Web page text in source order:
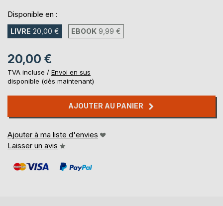
Disponible en :
LIVRE 20,00 € EBOOK 9,99 €
20,00 €
TVA incluse / Envoi en sus
disponible (dès maintenant)
AJOUTER AU PANIER
Ajouter à ma liste d'envies
Laisser un avis